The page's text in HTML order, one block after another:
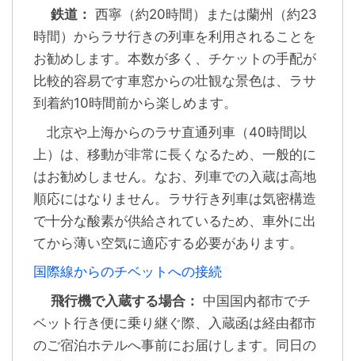
鉄道： 西寧（約20時間）または蘭州（約23
時間）からラサ行きの列車を利用されることを
お勧めします。本数が多く、チケットの手配が
比較的容易です車窓からの壮観な景色は、ラサ
到着約10時間前から楽しめます。
北京や上海からのラサ直通列車（40時間以
上）は、移動が非常に長くなるため、一般的に
はお勧めしません。なお、列車での入蔵は高地
順応にはなりません。ラサ行き列車は気密構造
で十分な酸素が供給されているため、車外に出
てから薄い空気に適応する必要があります。
国際線からのチベットへの接続
飛行機で入蔵する場合： 中国国内都市でチ
ベット行き便に乗り継ぐ際、入蔵函は経由都市
のご宿泊ホテルへ事前にお届けします。同日の